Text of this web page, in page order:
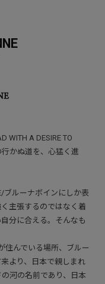
WITH A DESIRE TO
行かぬ道を、心猛く進
ブルーナボインにしか表
主張するのではなく着
分に合える。そんなも
住んでいる場所、ブルー
より、日本で親しまれ
河の名前であり、日本